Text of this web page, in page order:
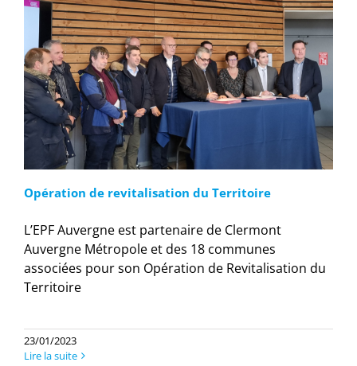
Opération de revitalisation du Territoire
L’EPF Auvergne est partenaire de Clermont
Auvergne Métropole et des 18 communes
associées pour son Opération de Revitalisation du
Territoire
23/01/2023
Lire la suite